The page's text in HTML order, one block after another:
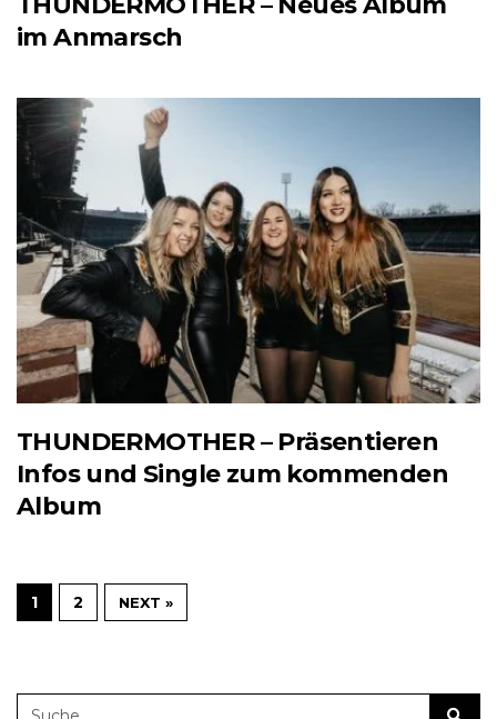
im Anmarsch
THUNDERMOTHER – Präsentieren
Infos und Single zum kommenden
Album
1 2 NEXT »